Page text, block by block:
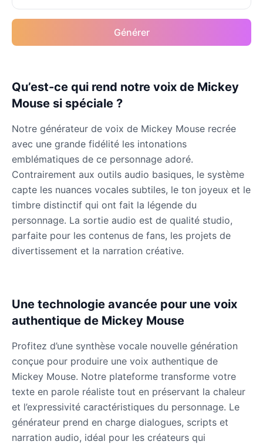
Male @ByteFlow
Caine
Male @MoonlitEcho
Female @CherryNova
Daddy Pig
Male @QuantumRune
Dalek
Male @MoonDiary
Male @ByteFlow
Deku
Male @kingofworld_666
Denji
Male @MoonDiary
Générer
Qu’est-ce qui rend notre voix de Mickey
Mouse si spéciale ?
Notre générateur de voix de Mickey Mouse recrée
avec une grande fidélité les intonations
emblématiques de ce personnage adoré.
Contrairement aux outils audio basiques, le système
capte les nuances vocales subtiles, le ton joyeux et le
timbre distinctif qui ont fait la légende du
personnage. La sortie audio est de qualité studio,
parfaite pour les contenus de fans, les projets de
divertissement et la narration créative.
Une technologie avancée pour une voix
authentique de Mickey Mouse
Profitez d’une synthèse vocale nouvelle génération
conçue pour produire une voix authentique de
Mickey Mouse. Notre plateforme transforme votre
texte en parole réaliste tout en préservant la chaleur
et l’expressivité caractéristiques du personnage. Le
générateur prend en charge dialogues, scripts et
narration audio, idéal pour les créateurs qui